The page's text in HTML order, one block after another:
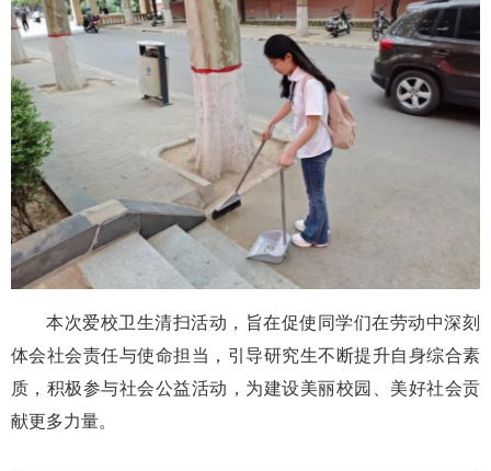
本次爱校卫生清扫活动，旨在促使同学们在劳动中深刻
体会社会责任与使命担当，引导研究生不断提升自身综合素
质，积极参与社会公益活动，为建设美丽校园、美好社会贡
献更多力量。